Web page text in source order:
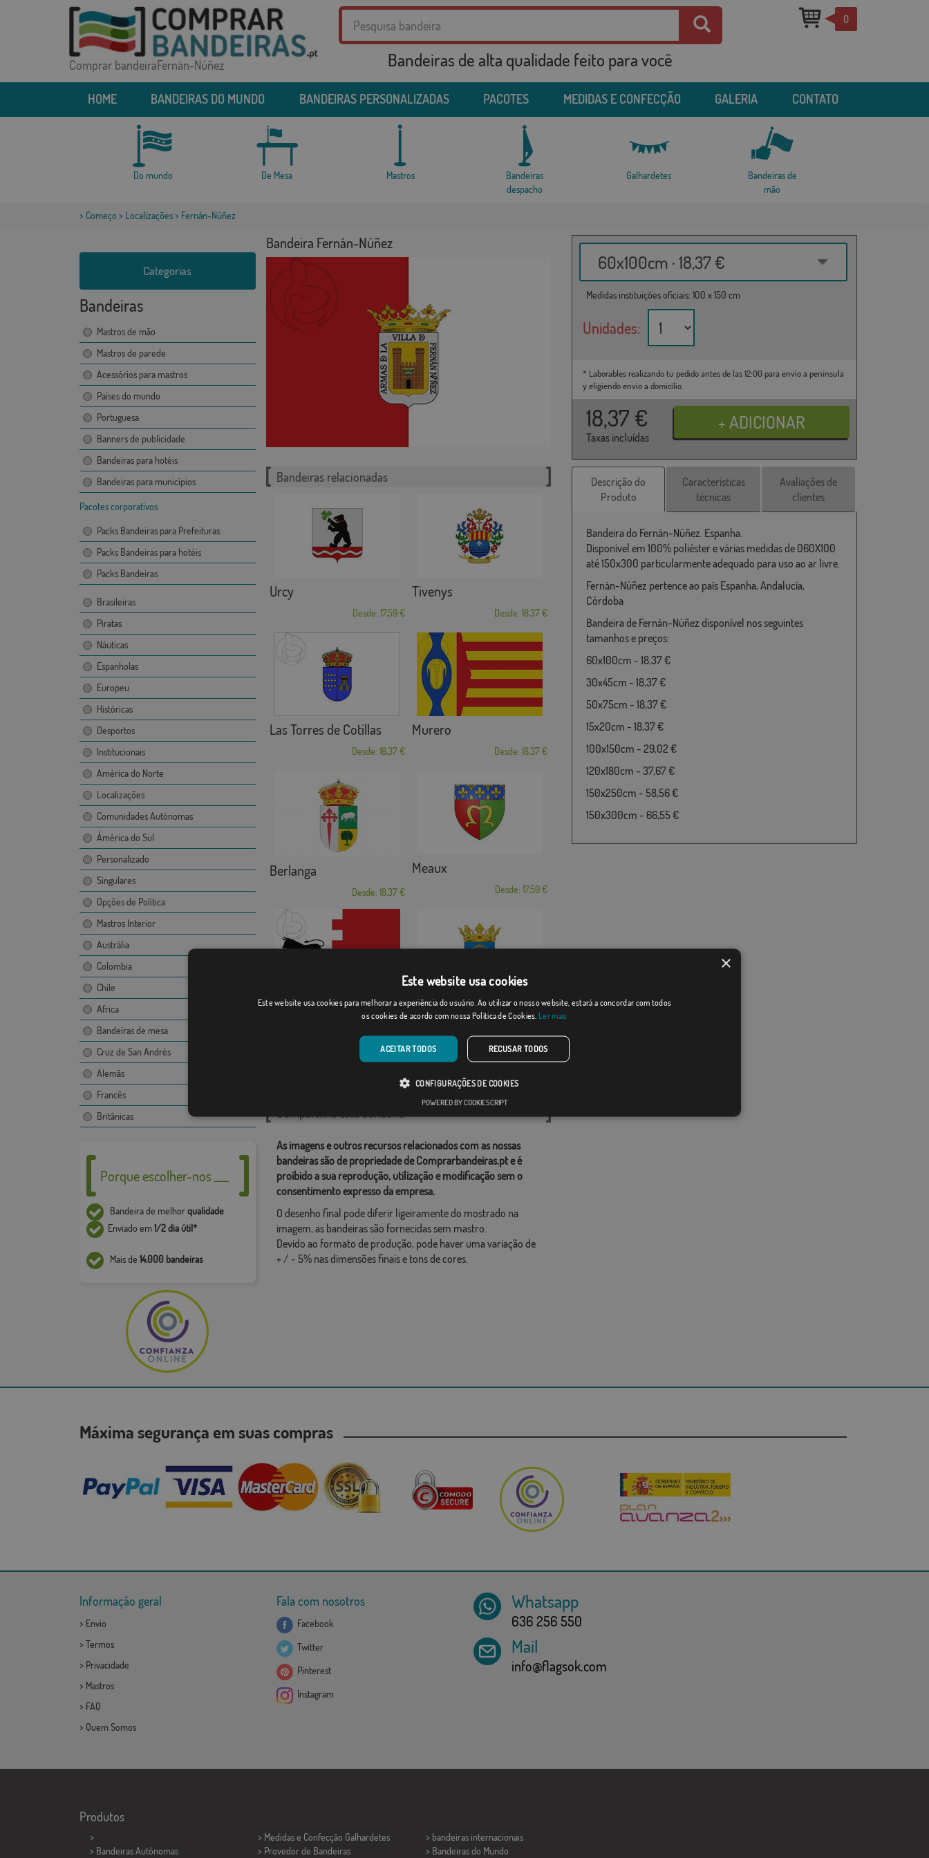
Comprar bandeiraFernán-Núñez Bandeiras de alta qualidade feito para você
0
HOME BANDEIRAS DO MUNDO BANDEIRAS PERSONALIZADAS PACOTES MEDIDAS E CONFECÇÃO GALERIA CONTATO
Do mundo De Mesa Mastros
Bandeiras
despacho
Galhardetes
Bandeiras de
mão
> Começo > Localizações> Fernán-Núñez
Categorias
Bandeiras
Mastros de mão
Mastros de parede
Acessórios para mastros
Países do mundo
Portuguesa
Banners de publicidade
Bandeiras para hotéis
Bandeiras para municípios
Pacotes corporativos
Packs Bandeiras para Prefeituras
Packs Bandeiras para hotéis
Packs Bandeiras
Brasileiras
Piratas
Náuticas
Espanholas
Europeu
Históricas
Desportos
Institucionais
América do Norte
Localizações
Comunidades Autónomas
Ámérica do Sul
Personalizado
Singulares
Opções de Política
Mastros Interior
Austrália
Colombia
Chile
Africa
Bandeiras de mesa
Cruz de San Andrés
Alemãs
Francês
Britânicas
Porque escolher-nos ___
Bandeira de melhorqualidade
Enviado em1/2 dia útil*
Mais de 14.000 bandeiras
Bandeira Fernán-Núñez
60x100cm · 18,37 €
Medidas instituições oficiais: 100 x 150 cm
Unidades:
* Laborables realizando tu pedido antes de las 12:00 para envío a península
y eligiendo envío a domicilio.
18,37 €
Taxas incluídas
Bandeiras relacionadas
Urcy
Desde: 17,59 €
Tivenys
Desde: 18,37 €
Las Torres de Cotillas
Desde: 18,37 €
Murero
Desde: 18,37 €
Berlanga
Desde: 18,37 €
Meaux
Desde: 17,59 €
Villavaquerín Llíria
Categorias relacionadas:
Compartilhe esta bandeira
As imagens e outros recursos relacionados com as nossas
bandeiras são de propriedade de Comprarbandeiras.pt e é
proibido a sua reprodução, utilização e modificação sem o
consentimento expresso da empresa.
O desenho final pode diferir ligeiramente do mostrado na
imagem, as bandeiras são fornecidas sem mastro.
Devido ao formato de produção, pode haver uma variação de
+ / - 5% nas dimensões finais e tons de cores.
Descrição do
Produto
Características
técnicas
Avaliações de
clientes
Bandeira do Fernán-Núñez. Espanha.
Disponível em 100% poliéster e várias medidas de 060X100
até 150x300 particularmente adequado para uso ao ar livre.
Fernán-Núñez pertence ao país Espanha, Andalucía,
Córdoba
Bandeira de Fernán-Núñez disponível nos seguintes
tamanhos e preços:
60x100cm - 18,37 €
30x45cm - 18,37 €
50x75cm - 18,37 €
15x20cm - 18,37 €
100x150cm - 29,02 €
120x180cm - 37,67 €
150x250cm - 58,56 €
150x300cm - 66,55 €
Máxima segurança em suas compras
Informação geral
> Envio
> Termos
> Privacidade
> Mastros
> FAQ
> Quem Somos
Fala com nosotros
Facebook
Twitter
Pinterest
Instagram
Whatsapp
636 256 550
Mail
info@flagsok.com
Produtos
>
> Bandeiras Autônomas
> Medidas e Confecção Galhardetes
> Provedor de Bandeiras
> bandeiras internacionais
> Bandeiras do Mundo
×
Este website usa cookies
Este website usa cookies para melhorar a experiência do usuário. Ao utilizar o nosso website, estará a concordar com todos
os cookies de acordo com nossa Política de Cookies. Ler mais
ACEITAR TODOS RECUSAR TODOS
CONFIGURAÇÕES DE COOKIES
POWERED BY COOKIESCRIPT